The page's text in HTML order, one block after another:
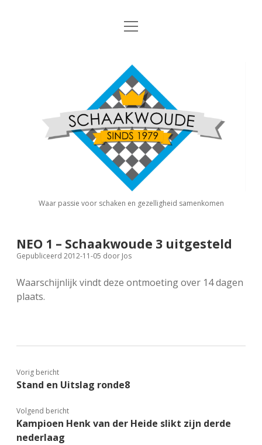
Nieuws
Algemene Informatie
Privacy Statement
Interne Competitie
dropdown
menu
Competitiereglement
Externe Competitie open
KNSB: Schaakwoude I
KNSB: Schaakwoude II
FSB: Schaakwoude I
FSB: Schaakwoude II
Jeugdschaken
Eregalerij
Agenda
Koppelingen
facebook
instagram
open
Schaakvereniging
Schaakwoude
Waar passie voor schaken en gezelligheid samenkomen
NEO 1 – Schaakwoude 3 uitgesteld
Gepubliceerd 2012-11-05 door Jos
Waarschijnlijk vindt deze ontmoeting over 14 dagen
plaats.
Vorig bericht
Stand en Uitslag ronde8
Volgend bericht
Kampioen Henk van der Heide slikt zijn derde
nederlaag